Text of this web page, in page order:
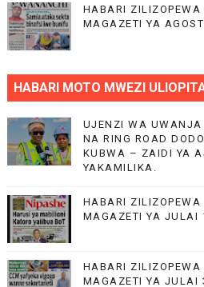
HABARI
MAGAZETI YA
HABARI MOTO MWEZI
UJENZI WA UWANJA
NA RING ROAD
KUBWA – ZAIDI YA
YAKAMILIKA.
HABARI
MAGAZETI YA JULAI
HABARI
MAGAZETI YA JULAI